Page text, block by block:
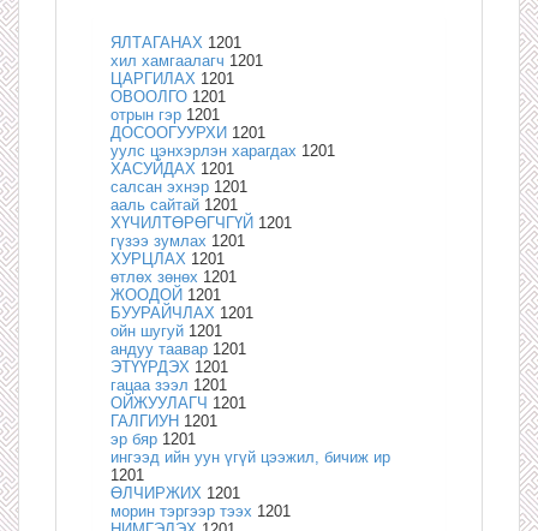
ЯЛТАГАНАХ 1201
хил хамгаалагч 1201
ЦАРГИЛАХ 1201
ОВООЛГО 1201
отрын гэр 1201
ДОСООГУУРХИ 1201
уулс цэнхэрлэн харагдах 1201
ХАСУЙДАХ 1201
салсан эхнэр 1201
ааль сайтай 1201
ХҮЧИЛТӨРӨГЧГҮЙ 1201
гүзээ зумлах 1201
ХУРЦЛАХ 1201
өтлөх зөнөх 1201
ЖООДОЙ 1201
БУУРАЙЧЛАХ 1201
ойн шугуй 1201
андуу таавар 1201
ЭТҮҮРДЭХ 1201
гацаа зээл 1201
ОЙЖУУЛАГЧ 1201
ГАЛГИУН 1201
эр бяр 1201
ингээд ийн уун үгүй цээжил, бичиж ир
1201
ӨЛЧИРЖИХ 1201
морин тэргээр тээх 1201